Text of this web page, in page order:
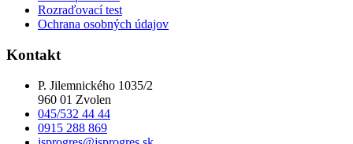
Rozraďovací test
Ochrana osobných údajov
Kontakt
P. Jilemnického 1035/2
960 01 Zvolen
045/532 44 44
0915 288 869